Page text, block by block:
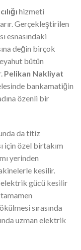
hizmeti
Gerçekleştirilen
esnasındaki
değin birçok
bütün
Pelikan Nakliyat
bankamatiğin
özenli bir
da titiz
için özel birtakım
yerinden
kesilir.
elektrik gücü kesilir
sırasında
uzman elektrik